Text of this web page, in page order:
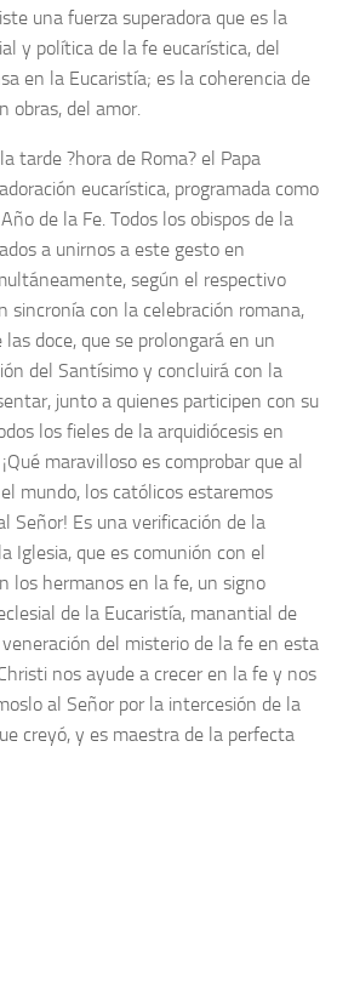
una fuerza superadora que es la
y política de la fe eucarística, del
en la Eucaristía; es la coherencia de
obras, del amor.
tarde ?hora de Roma? el Papa
eucarística, programada como
de la Fe. Todos los obispos de la
a unirnos a este gesto en
según el respectivo
sincronía con la celebración romana,
las doce, que se prolongará en un
del Santísimo y concluirá con la
junto a quienes participen con su
los fieles de la arquidiócesis en
maravilloso es comprobar que al
mundo, los católicos estaremos
Señor! Es una verificación de la
Iglesia, que es comunión con el
los hermanos en la fe, un signo
de la Eucaristía, manantial de
del misterio de la fe en esta
nos ayude a crecer en la fe y nos
al Señor por la intercesión de la
creyó, y es maestra de la perfecta